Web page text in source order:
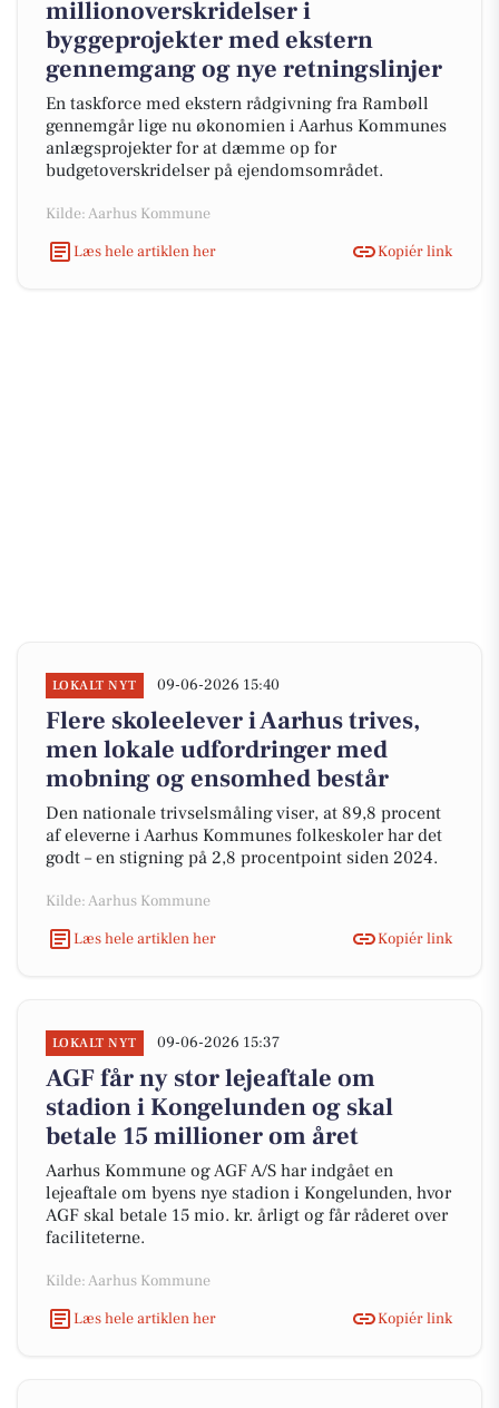
millionoverskridelser i
byggeprojekter med ekstern
gennemgang og nye retningslinjer
En taskforce med ekstern rådgivning fra Rambøll
gennemgår lige nu økonomien i Aarhus Kommunes
anlægsprojekter for at dæmme op for
budgetoverskridelser på ejendomsområdet.
Kilde: Aarhus Kommune
Læs hele artiklen her
Kopiér link
LOKALT NYT 09-06-2026 15:40
Flere skoleelever i Aarhus trives,
men lokale udfordringer med
mobning og ensomhed består
Den nationale trivselsmåling viser, at 89,8 procent
af eleverne i Aarhus Kommunes folkeskoler har det
godt – en stigning på 2,8 procentpoint siden 2024.
Kilde: Aarhus Kommune
Læs hele artiklen her
Kopiér link
LOKALT NYT 09-06-2026 15:37
AGF får ny stor lejeaftale om
stadion i Kongelunden og skal
betale 15 millioner om året
Aarhus Kommune og AGF A/S har indgået en
lejeaftale om byens nye stadion i Kongelunden, hvor
AGF skal betale 15 mio. kr. årligt og får råderet over
faciliteterne.
Kilde: Aarhus Kommune
Læs hele artiklen her
Kopiér link